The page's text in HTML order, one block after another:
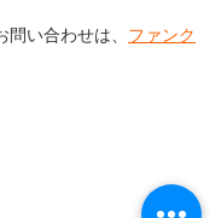
い合わせは、 ファンク